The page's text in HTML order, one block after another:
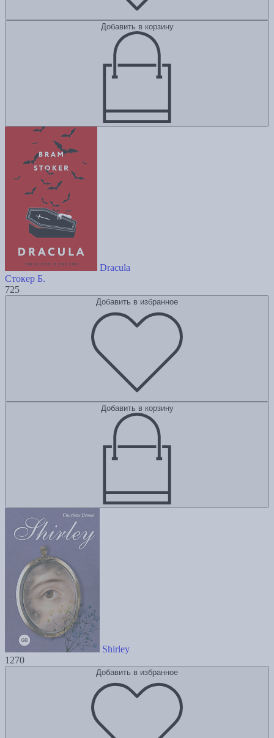
Добавить в корзину
Dracula
Стокер Б.
725
Добавить в избранное
Добавить в корзину
Shirley
1270
Добавить в избранное